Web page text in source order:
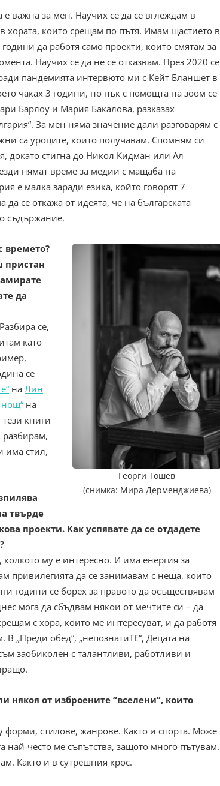
е важна за мен. Научих се да се вглеждам в
в хората, които срещам по пътя. Имам щастието в
да работя само проекти, които смятам за
Научих се да не се отказвам. През 2020 се
пандемията интервюто ми с Кейт Бланшет в
чаках 3 години, но пък с помощта на зоом се
Барлоу и Мария Бакалова, разказах
За мен няма значение дали разговарям с
са уроците, които получавам. Спомням си
докато стигна до Никол Кидман или Ал
нямат време за медии с мащаба на
е малка заради езика, който говорят 7
се откажа от идеята, че на българската
съдържание.
Георги Тошев
(снимка: Мира Дерменджиева)
времето?
пристан
да
се,
като
се
на Лин
нощ“ на
книги
разбирам,
има стил,
твърде
проекти. Как успявате да се отдадете
му е интересно. И има енергия за
привилегията да се занимавам с неща, които
години се борех за правото да осъществявам
мога да сбъдвам някои от мечтите си – да
с хора, които ме интересуват, и да работя
„Преди обед“, „непознатиТЕ“, Децата на
заобиколен с талантливи, работливи и
някоя от изброените “вселени”, които
форми, стилове, жанрове. Както и спорта. Може
най-често ме съпътства, защото много пътувам.
Както и в сутрешния крос.